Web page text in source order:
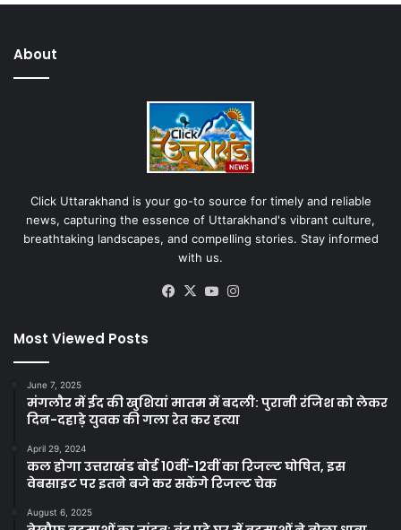
About
Click Uttarakhand is your go-to source for timely and reliable
news, capturing the essence of Uttarakhand's vibrant culture,
breathtaking landscapes, and compelling stories. Stay informed
with us.
Facebook
X YouTube
Most Viewed Posts
June 7, 2025
मंगलौर में ईद की खुशियां मातम में बदली: पुरानी रंजिश को लेकर
दिन-दहाड़े युवक की गला रेत कर हत्या
April 29, 2024
कल होगा उत्तराखंड बोर्ड 10वीं-12वीं का रिजल्ट घोषित, इस
वेबसाइट पर इतने बजे कर सकेंगे रिजल्ट चेक
August 6, 2025